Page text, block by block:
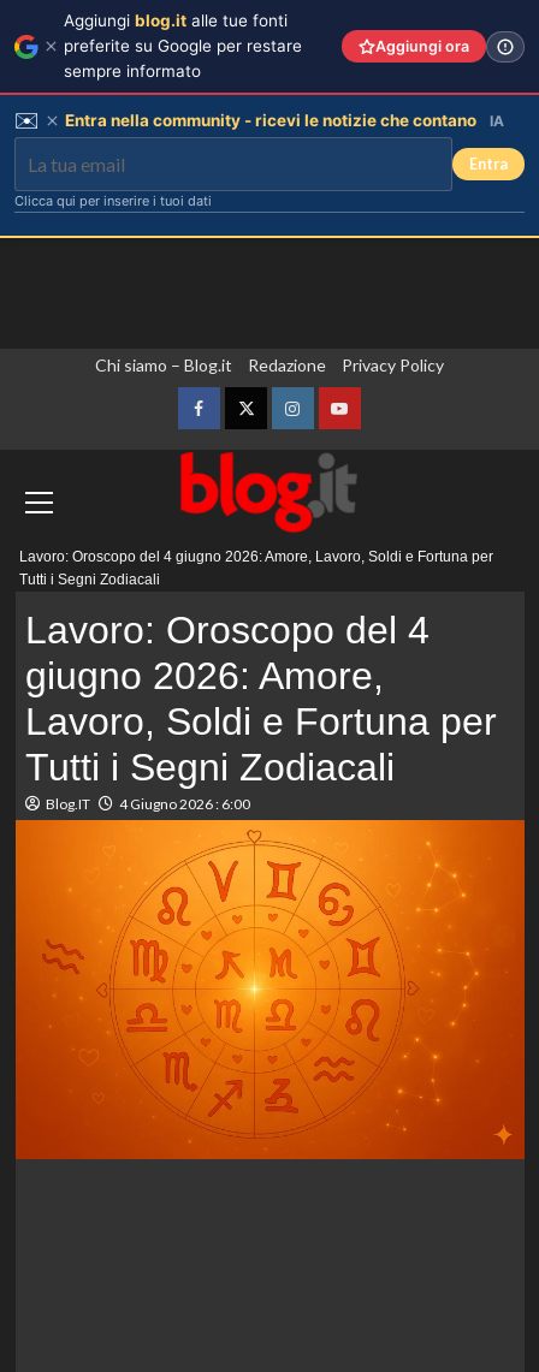
Chi siamo – Blog.it Redazione Privacy Policy
FacebookTwitterInstagramYouTube
principale
Lavoro: Oroscopo del 4 giugno 2026: Amore, Lavoro, Soldi e Fortuna per
Tutti i Segni Zodiacali
Lavoro: Oroscopo del 4
giugno 2026: Amore,
Lavoro, Soldi e Fortuna per
Tutti i Segni Zodiacali
Blog.IT 4 Giugno 2026 : 6:00
Aggiungi blog.it alle tue fonti
preferite su Google per restare
sempre informato
Aggiungi ora
✉️ Entra nella community - ricevi le notizie che contano IA
Entra
Clicca qui per inserire i tuoi dati